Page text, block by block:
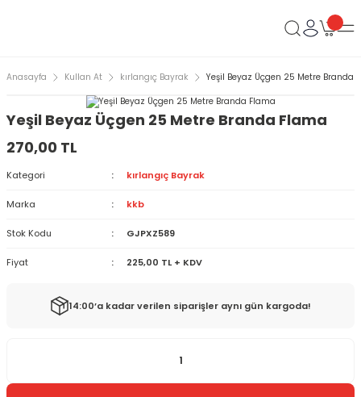
Anasayfa Kullan At kırlangıç Bayrak Yeşil Beyaz Üçgen 25 Metre Branda
Yeşil Beyaz Üçgen 25 Metre Branda Flama
270,00 TL
Kategori kırlangıç Bayrak
Marka kkb
Stok Kodu GJPXZ589
Fiyat 225,00 TL + KDV
14:00’a kadar verilen siparişler aynı gün kargoda!